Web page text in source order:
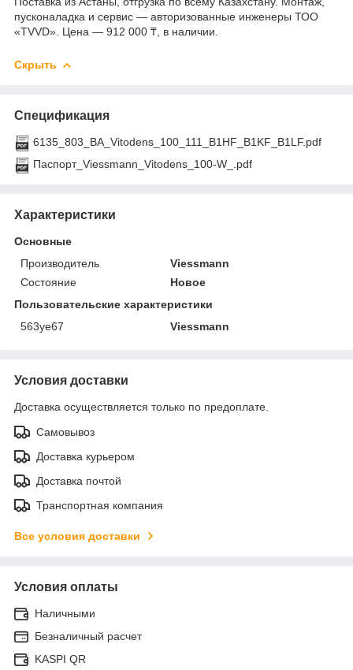
пусконаладка и сервис — авторизованные инженеры ТОО
«TVVD». Цена — 912 000 ₸, в наличии.
Скрыть
Спецификация
6135_803_BA_Vitodens_100_111_B1HF_B1KF_B1LF.pdf
Паспорт_Viessmann_Vitodens_100-W_.pdf
Характеристики
Основные
Производитель
Viessmann
Состояние
Новое
Пользовательские характеристики
563уе67
Viessmann
Условия доставки
Доставка осуществляется только по предоплате.
Самовывоз
Доставка курьером
Доставка почтой
Транспортная компания
Все условия доставки
Условия оплаты
Наличными
Безналичный расчет
KASPI QR